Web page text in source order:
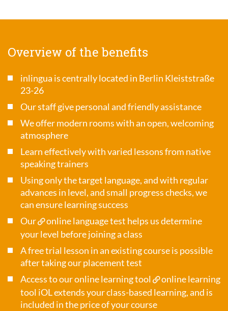
Overview of the benefits
inlingua is centrally located in Berlin Kleiststraße
23-26
Our staff give personal and friendly assistance
We offer modern rooms with an open, welcoming
atmosphere
Learn effectively with varied lessons from native
speaking trainers
Using only the target language, and with regular
advances in level, and small progress checks, we
can ensure learning success
Our
online language test helps us determine
your level before joining a class
A free trial lesson in an existing course is possible
after taking our placement test
Access to our online learning tool
online learning
tool iOLextends your class-based learning, and is
included in the price of your course